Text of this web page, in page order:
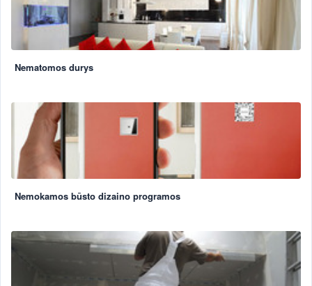
Nematomos durys
Nemokamos būsto dizaino programos